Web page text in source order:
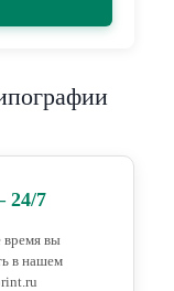
24/7
время вы
в нашем